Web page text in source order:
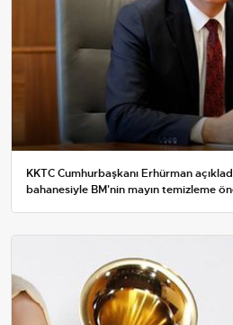
KKTC Cumhurbaşkanı Erhürman
bahanesiyle BM'nin mayın temizleme